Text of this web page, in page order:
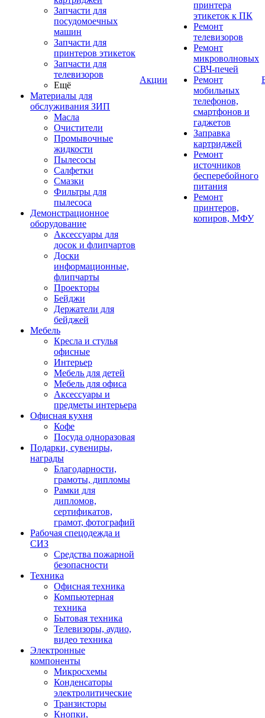
Запчасти для
посудомоечных
машин
Запчасти для
принтеров этикеток
Запчасти для
телевизоров
Ещё
Материалы для
обслуживания ЗИП
Масла
Очистители
Промывочные
жидкости
Пылесосы
Салфетки
Смазки
Фильтры для
пылесоса
Демонстрационное
оборудование
Аксессуары для
досок и флипчартов
Доски
информационные,
флипчарты
Проекторы
Бейджи
Держатели для
бейджей
Мебель
Кресла и стулья
офисные
Интерьер
Мебель для детей
Мебель для офиса
Аксессуары и
предметы интерьера
Офисная кухня
Кофе
Посуда одноразовая
Подарки, сувениры,
награды
Благодарности,
грамоты, дипломы
Рамки для
дипломов,
сертификатов,
грамот, фотографий
Рабочая спецодежда и
СИЗ
Средства пожарной
безопасности
Техника
Офисная техника
Компьютерная
техника
Бытовая техника
Телевизоры, аудио,
видео техника
Электронные
компоненты
Микросхемы
Конденсаторы
электролитические
Транзисторы
Кнопки,
Акции
принтера
этикеток к ПК
Ремонт
телевизоров
Ремонт
микроволновых
СВЧ-печей
Ремонт
мобильных
телефонов,
смартфонов и
гаджетов
Заправка
картриджей
Ремонт
источников
бесперебойного
питания
Ремонт
принтеров,
копиров, МФУ